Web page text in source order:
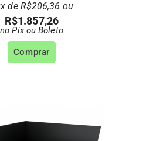
de R$206,36 ou
R$1.857,26
no Pix ou Boleto
Comprar